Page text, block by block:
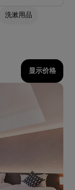
洗漱用品
显示价格